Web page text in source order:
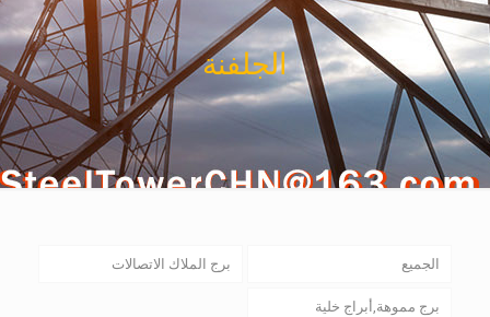
الجلفنة
الجميع برج الملاك الاتصالات
برج مموهة,أبراج خلية